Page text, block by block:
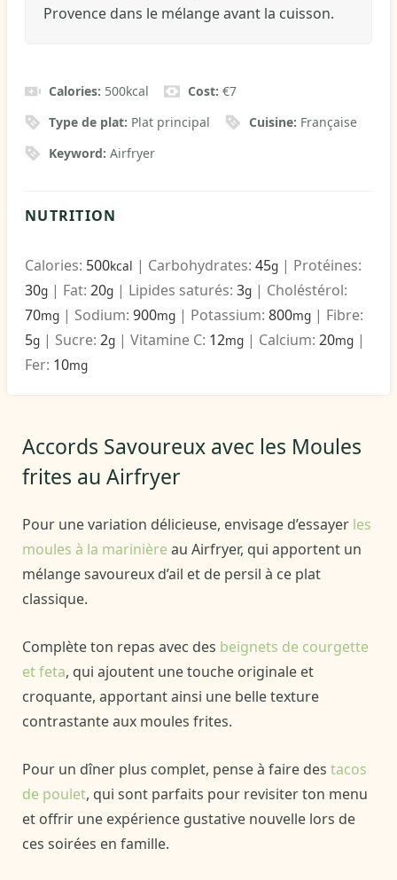
Provence dans le mélange avant la cuisson.
Calories: 500kcal Cost:€7
Type de plat: Plat principal Cuisine: Française
Keyword:Airfryer
NUTRITION
Calories: 500kcal | Carbohydrates: 45g | Protéines:
30g | Fat: 20g | Lipides saturés: 3g | Choléstérol:
70mg | Sodium: 900mg | Potassium: 800mg | Fibre:
5g | Sucre: 2g | Vitamine C: 12mg | Calcium: 20mg |
Fer: 10mg
Accords Savoureux avec les Moules
frites au Airfryer
Pour une variation délicieuse, envisage d’essayer les
moules à la marinière au Airfryer, qui apportent un
mélange savoureux d’ail et de persil à ce plat
classique.
Complète ton repas avec des beignets de courgette
et feta, qui ajoutent une touche originale et
croquante, apportant ainsi une belle texture
contrastante aux moules frites.
Pour un dîner plus complet, pense à faire des tacos
de poulet, qui sont parfaits pour revisiter ton menu
et offrir une expérience gustative nouvelle lors de
ces soirées en famille.